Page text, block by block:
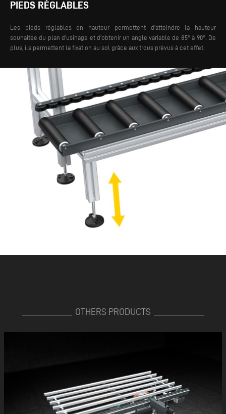
PIEDS RÉGLABLES
Les pieds réglables en hauteur permettent d'atteindre la hauteur
souhaitée du plan d’usinage et d’obtenir un angle variable de 85° à 90°. De
plus, ils permettent la fixation au sol grâce aux trous prévus à cet effet.
OTHERS PRODUCTS